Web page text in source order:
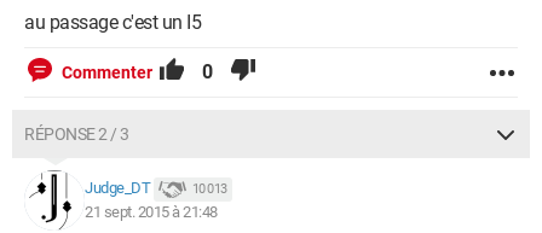
au passage c'est un I5
Commenter 0
RÉPONSE 2 / 3
Judge_DT 10 013
21 sept. 2015 à 21:48